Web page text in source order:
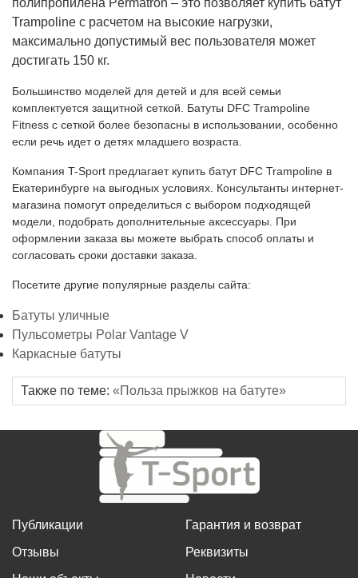
полипропилена Permatron – это позволяет купить батут
Trampoline с расчетом на высокие нагрузки,
максимально допустимый вес пользователя может
достигать 150 кг.
Большинство моделей для детей и для всей семьи
комплектуется защитной сеткой. Батуты DFC Trampoline
Fitness с сеткой более безопасны в использовании, особенно
если речь идет о детях младшего возраста.
Компания T-Sport предлагает купить батут DFC Trampoline в
Екатеринбурге на выгодных условиях. Консультанты интернет-
магазина помогут определиться с выбором подходящей
модели, подобрать дополнительные аксессуары. При
оформлении заказа вы можете выбрать способ оплаты и
согласовать сроки доставки заказа.
Посетите другие популярные разделы сайта:
Батуты уличные
Пульсометры Polar Vantage V
Каркасные батуты
Также по теме: «Польза прыжков на батуте»
Публикации
Отзывы
Гарантия и возврат
Реквизиты